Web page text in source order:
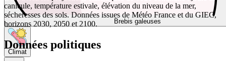
Brebis galeuses
Climat
canicule, température estivale, élévation du niveau de la mer,
sécheresses des sols. Données issues de Météo France et du GIEC,
horizons 2030, 2050 et 2100.
Données politiques